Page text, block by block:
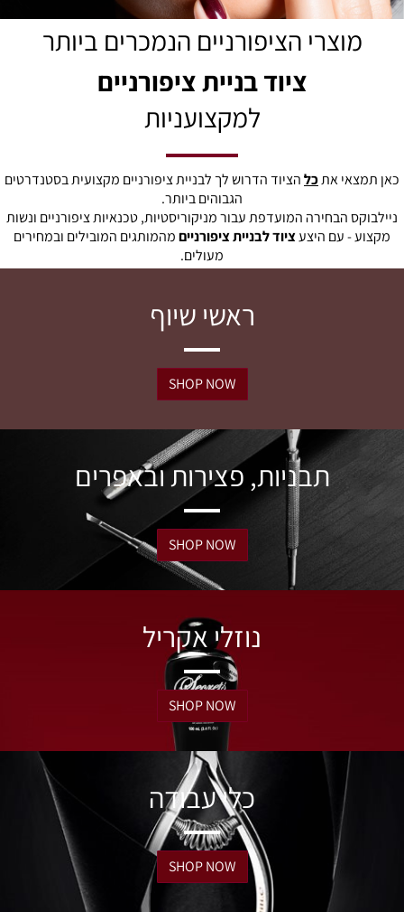
מוצרי הציפורניים הנמכרים ביותר
ציוד בניית ציפורניים
למקצועניות
כאן תמצאי אתכלהציוד הדרוש לך לבניית ציפורניים מקצועית בסטנדרטים
הגבוהים ביותר.
ניילבוקס הבחירה המועדפת עבור מניקוריסטיות, טכנאיות ציפורניים ונשות
מקצוע - עם היצעציוד לבניית ציפורנייםמהמותגים המובילים ובמחירים
מעולים.
ראשי שיוף
SHOP NOW
תבניות, פצירות ובאפרים
SHOP NOW
נוזלי אקריל
SHOP NOW
כלי עבודה
SHOP NOW